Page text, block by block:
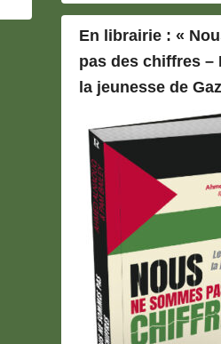
En librairie : «
pas des chiffres –
la jeunesse de